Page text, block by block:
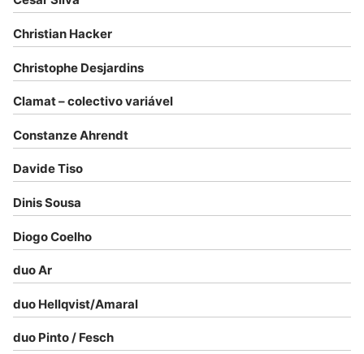
Christian Hacker
Christophe Desjardins
Clamat – colectivo variável
Constanze Ahrendt
Davide Tiso
Dinis Sousa
Diogo Coelho
duo Ar
duo Hellqvist/Amaral
duo Pinto / Fesch